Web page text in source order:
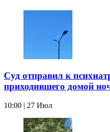
Суд отправил к
приходившего домой
10:00 | 27 Июл